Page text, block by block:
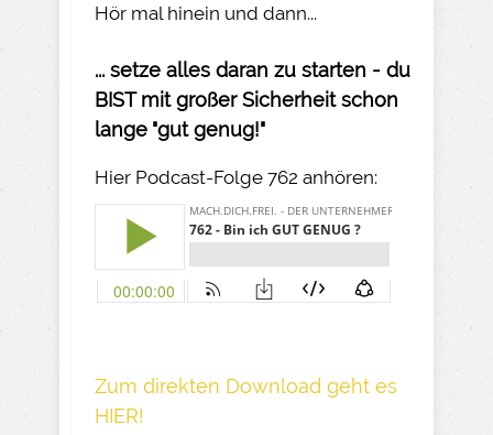
Hör mal hinein und dann...
... setze alles daran zu starten - du
BIST mit großer Sicherheit schon
lange "gut genug!"
Hier Podcast-Folge 762 anhören:
Z um direkte n Download geh t es
HIER!